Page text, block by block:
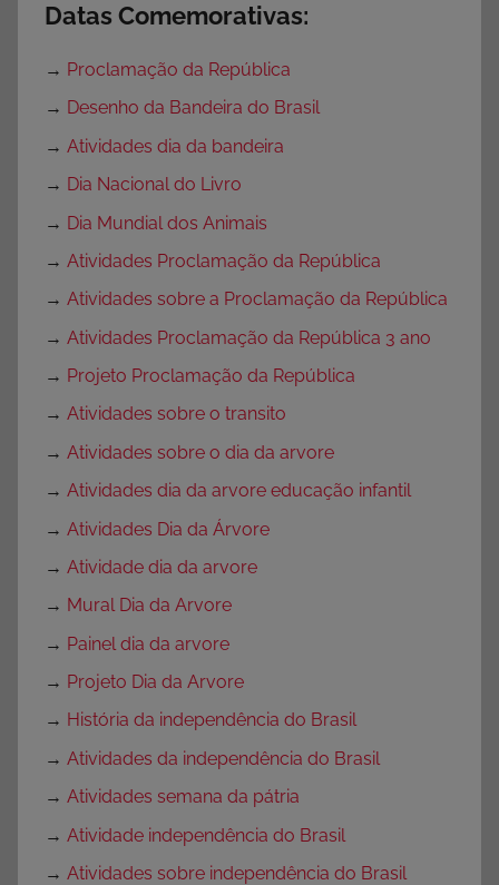
Datas Comemorativas:
→ Proclamação da República
→ Desenho da Bandeira do Brasil
→ Atividades dia da bandeira
→ Dia Nacional do Livro
→ Dia Mundial dos Animais
→ Atividades Proclamação da República
→ Atividades sobre a Proclamação da República
→ Atividades Proclamação da República 3 ano
→ Projeto Proclamação da República
→ Atividades sobre o transito
→ Atividades sobre o dia da arvore
→ Atividades dia da arvore educação infantil
→ Atividades Dia da Árvore
→ Atividade dia da arvore
→ Mural Dia da Arvore
→ Painel dia da arvore
→ Projeto Dia da Arvore
→ História da independência do Brasil
→ Atividades da independência do Brasil
→ Atividades semana da pátria
→ Atividade independência do Brasil
→ Atividades sobre independência do Brasil